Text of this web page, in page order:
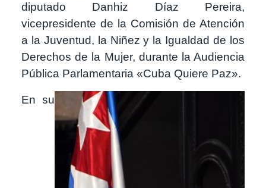
diputado Danhiz Díaz Pereira,
vicepresidente de la Comisión de Atención
a la Juventud, la Niñez y la Igualdad de los
Derechos de la Mujer, durante la Audiencia
Pública Parlamentaria «Cuba Quiere Paz».
Imagen
En su